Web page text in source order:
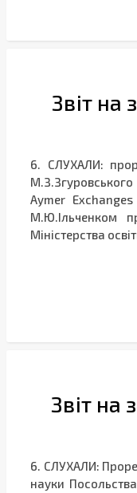
Звіт на
6. СЛУХАЛИ:
Aymer
М.Ю.Ільченком
Міністерства
Звіт на
6. СЛУХАЛИ:
науки